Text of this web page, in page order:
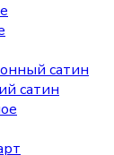
сатин
сатин